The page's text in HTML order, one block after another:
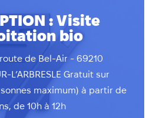
: Visite
bio
de Bel-Air - 69210
L’ARBRESLE Gratuit sur
maximum) à partir de
de 10h à 12h